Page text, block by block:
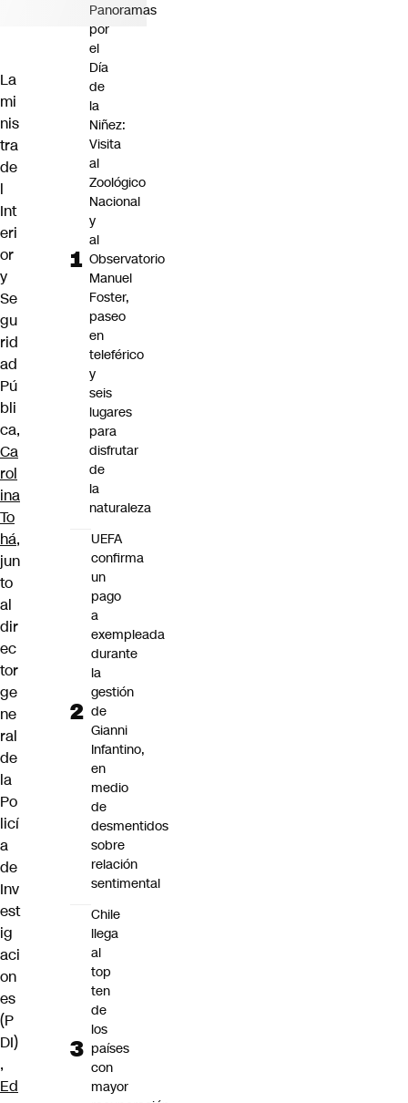
La
mi
nis
tra
de
l
Int
eri
or
y
Se
gu
rid
ad
Pú
bli
ca,
Ca
rol
ina
To
há,
jun
to
al
dir
ec
tor
ge
ne
ral
de
la
Po
licí
a
de
Inv
est
ig
aci
on
es
(P
DI)
,
Ed
Panoramas
por
el
Día
de
la
Niñez:
Visita
al
Zoológico
Nacional
y
al
Observatorio
Manuel
Foster,
paseo
en
teleférico
y
seis
lugares
para
disfrutar
de
la
naturaleza
UEFA
confirma
un
pago
a
exempleada
durante
la
gestión
de
Gianni
Infantino,
en
medio
de
desmentidos
sobre
relación
sentimental
Chile
llega
al
top
ten
de
los
países
con
mayor